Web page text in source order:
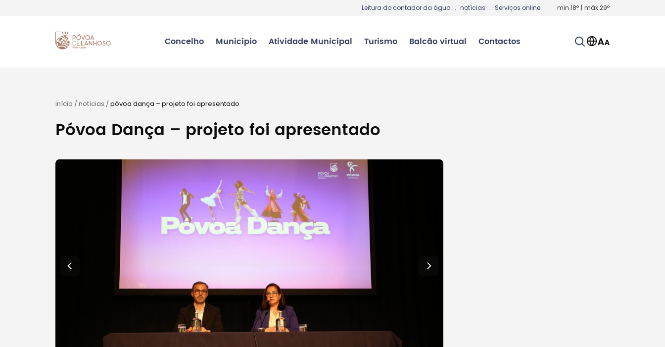
Leitura do contador da água . notícias . Serviços online min 18º | máx29º
Concelho Município Atividade Municipal Turismo Balcão virtual Contactos
início /notícias /póvoa dança – projeto foi apresentado
Póvoa Dança – projeto foi apresentado